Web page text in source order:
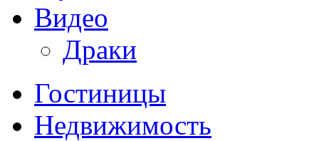
Видео
Драки
Гостиницы
Недвижимость